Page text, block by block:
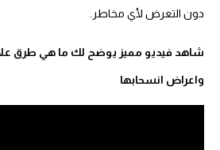
دون التعرض لأي مخاطر.
شاهد فيديو مميز يوضح لك ما هي طرق
واعراض انسحابها